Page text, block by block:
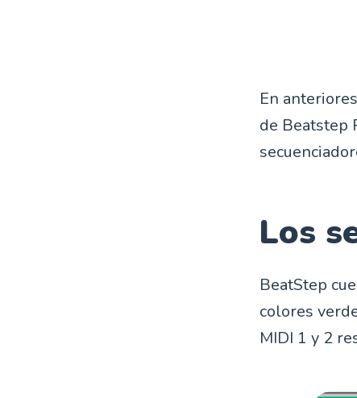
En
de Beatstep
Los
BeatStep
colores
MIDI 1 y 2